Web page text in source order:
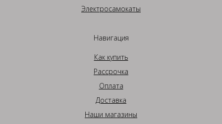
Электросамокаты
Навигация
Как купить
Рассрочка
Оплата
Доставка
Наши магазины